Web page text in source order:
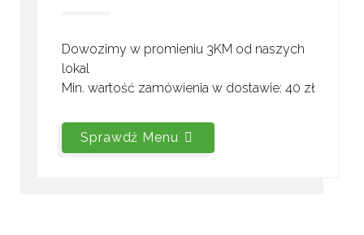
Dowozimy w promieniu 3KM od naszych
lokal
Min. wartość zamówienia w dostawie: 40 zł
Sprawdź Menu